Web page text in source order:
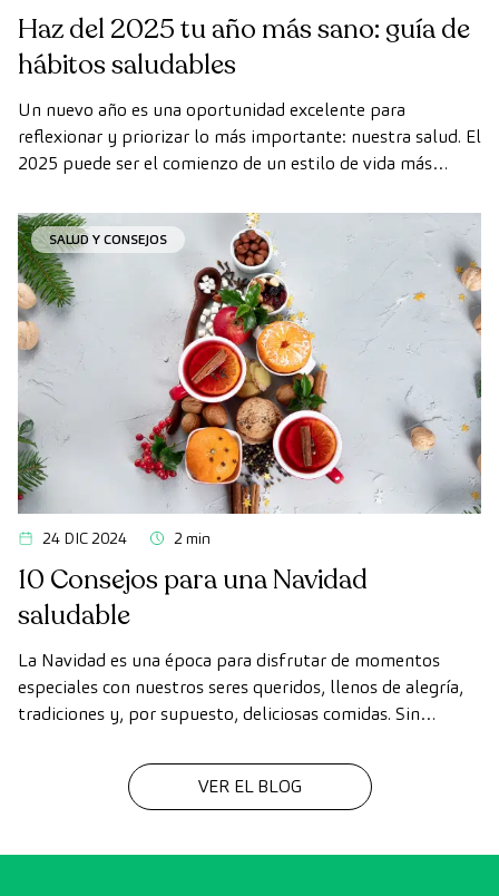
Haz del 2025 tu año más sano: guía de
hábitos saludables
Un nuevo año es una oportunidad excelente para
reflexionar y priorizar lo más importante: nuestra salud. El
2025 puede ser el comienzo de un estilo de vida más
diarios sumen grandes beneficios para tu bienestar físico y
mental.SALUD Y CONSEJOS
24 DIC 2024 2 min
10 Consejos para una Navidad
saludable
La Navidad es una época para disfrutar de momentos
especiales con nuestros seres queridos, llenos de alegría,
tradiciones y, por supuesto, deliciosas comidas. Sin
vista nuestros hábitos saludables.
VER EL BLOG